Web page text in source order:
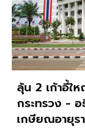
ลุ้น 2 เก้าอี้ใ
กระทรวง -
เกษียณอายุร